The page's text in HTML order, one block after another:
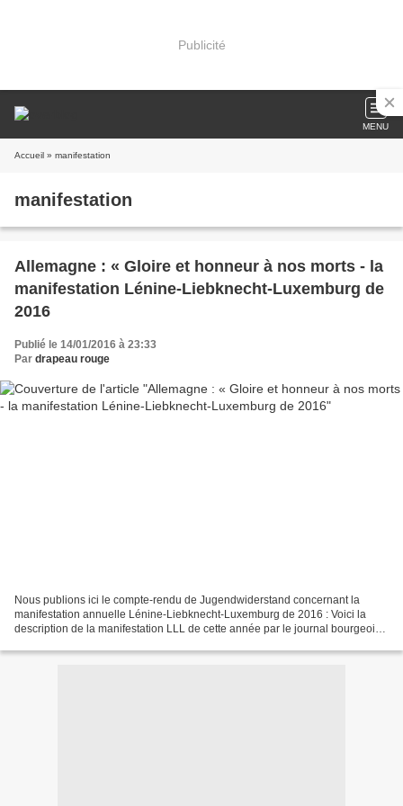
Publicité
MENU
Accueil » manifestation
manifestation
Allemagne : « Gloire et honneur à nos morts - la
manifestation Lénine-Liebknecht-Luxemburg de
2016
Publié le 14/01/2016 à 23:33
Par drapeau rouge
Nous publions ici le compte-rendu de Jugendwiderstand concernant la
manifestation annuelle Lénine-Liebknecht-Luxemburg de 2016 : Voici la
description de la manifestation LLL de cette année par le journal bourgeois